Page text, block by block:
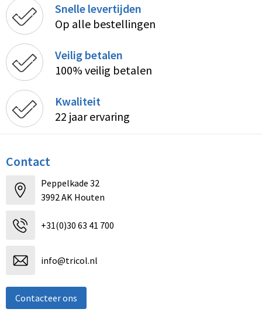
Snelle levertijden
Op alle bestellingen
Veilig betalen
100% veilig betalen
Kwaliteit
22 jaar ervaring
Contact
Peppelkade 32
3992 AK Houten
+31(0)30 63 41 700
info@tricol.nl
Contacteer ons